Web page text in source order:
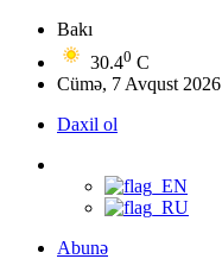
Bakı
30.40 C
Cümə, 7 Avqust 2026
Daxil ol
Abunə